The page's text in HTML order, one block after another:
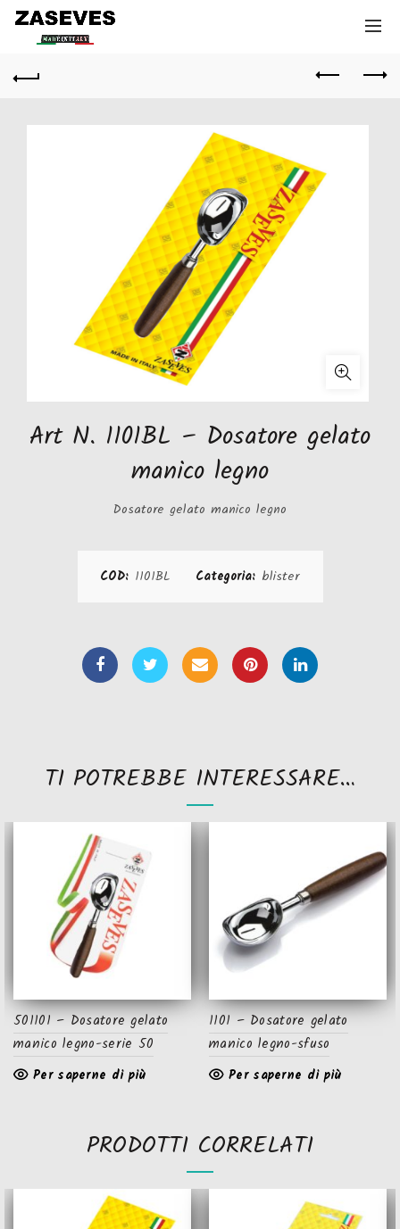
Art N. 1101BL – Dosatore gelato
manico legno
Dosatore gelato manico legno
COD: 1101BL Categoria: blister
TI POTREBBE INTERESSARE…
501101 – Dosatore gelato
manico legno-serie 50
Per saperne di più
1101 – Dosatore gelato
manico legno-sfuso
Per saperne di più
PRODOTTI CORRELATI